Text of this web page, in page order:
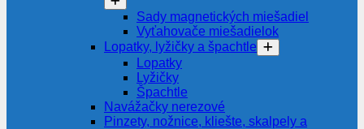
Sady magnetických miešadiel
Vyťahovače miešadielok
Lopatky, lyžičky a špachtle
Lopatky
Lyžičky
Špachtle
Navážačky nerezové
Pinzety, nožnice, kliešte, skalpely a